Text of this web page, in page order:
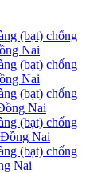
(bạt) chống
Nai
(bạt) chống
Nai
(bạt) chống
Nai
(bạt) chống
Nai
(bạt) chống
Nai